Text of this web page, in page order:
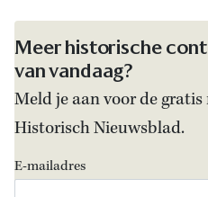
Meer historische
van vandaag?
Meld je aan voor de
Historisch Nieuwsblad.
E-mailadres